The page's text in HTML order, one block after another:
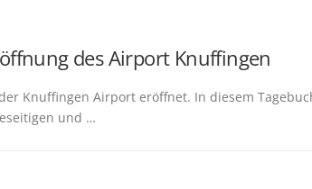
des Airport Knuffingen
Knuffingen Airport eröffnet. In diesem
und …